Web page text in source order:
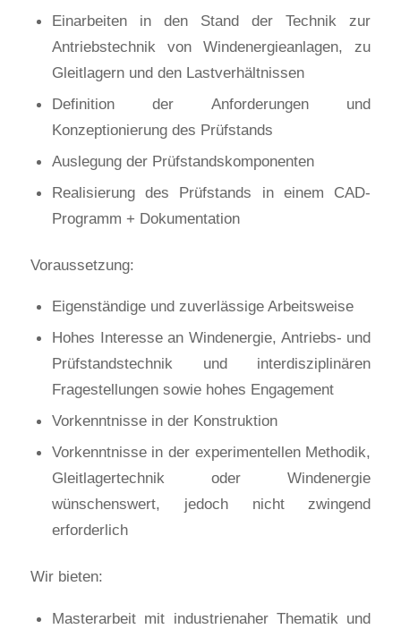
Einarbeiten in den Stand der Technik zur
Antriebstechnik von Windenergieanlagen, zu
Gleitlagern und den Lastverhältnissen
Definition der Anforderungen und
Konzeptionierung des Prüfstands
Auslegung der Prüfstandskomponenten
Realisierung des Prüfstands in einem CAD-
Programm + Dokumentation
Voraussetzung:
Eigenständige und zuverlässige Arbeitsweise
Hohes Interesse an Windenergie, Antriebs- und
Prüfstandstechnik und interdisziplinären
Fragestellungen sowie hohes Engagement
Vorkenntnisse in der Konstruktion
Vorkenntnisse in der experimentellen Methodik,
Gleitlagertechnik oder Windenergie
wünschenswert, jedoch nicht zwingend
erforderlich
Wir bieten:
Masterarbeit mit industrienaher Thematik und